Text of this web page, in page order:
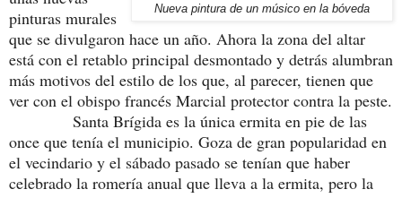
Nueva pintura de un músico en la bóveda
pinturas murales
que se divulgaron hace un año. Ahora la zona del altar
está con el retablo principal desmontado y detrás alumbran
más motivos del estilo de los que, al parecer, tienen que
ver con el obispo francés Marcial protector contra la peste.
Santa Brígida es la única ermita en pie de las
once que tenía el municipio. Goza de gran popularidad en
el vecindario y el sábado pasado se tenían que haber
celebrado la romería anual que lleva a la ermita, pero la